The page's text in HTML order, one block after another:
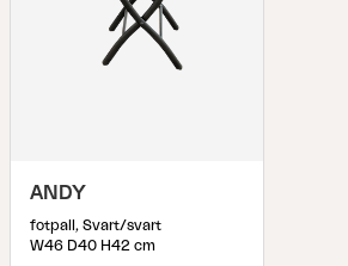
ANDY
fotpall, Svart/svart
W46 D40 H42 cm